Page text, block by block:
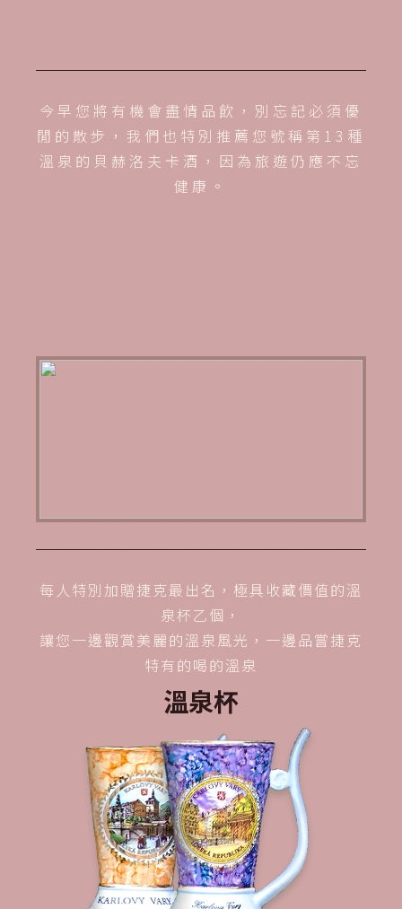
今早您將有機會盡情品飲，別忘記必須優
閒的散步，我們也特別推薦您號稱第13種
溫泉的貝赫洛夫卡酒，因為旅遊仍應不忘
健康。
每人特別加贈捷克最出名，極具收藏價值的溫
泉杯乙個，
讓您一邊觀賞美麗的溫泉風光，一邊品嘗捷克
特有的喝的溫泉
溫泉杯